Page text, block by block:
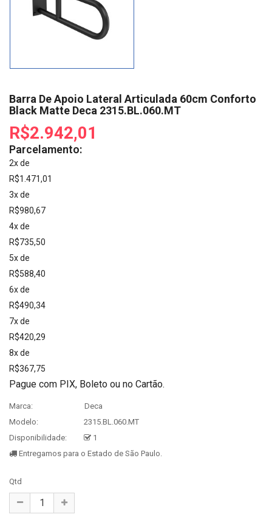
Barra De Apoio Lateral Articulada 60cm Conforto
Black Matte Deca 2315.BL.060.MT
R$2.942,01
Parcelamento:
2x de
R$1.471,01
3x de
R$980,67
4x de
R$735,50
5x de
R$588,40
6x de
R$490,34
7x de
R$420,29
8x de
R$367,75
Pague com PIX, Boleto ou no Cartão.
Marca:
Deca
Modelo:
2315.BL.060.MT
Disponibilidade:
1
Entregamos para o Estado de São Paulo.
Qtd